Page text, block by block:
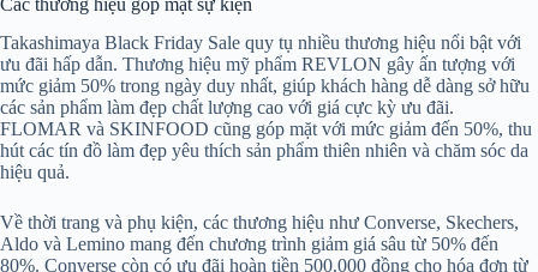
Takashimaya Black Friday Sale quy tụ nhiều thương hiệu nổi bật với
ưu đãi hấp dẫn. Thương hiệu mỹ phẩm REVLON gây ấn tượng với
mức giảm 50% trong ngày duy nhất, giúp khách hàng dễ dàng sở hữu
các sản phẩm làm đẹp chất lượng cao với giá cực kỳ ưu đãi.
FLOMAR và SKINFOOD cũng góp mặt với mức giảm đến 50%, thu
hút các tín đồ làm đẹp yêu thích sản phẩm thiên nhiên và chăm sóc da
hiệu quả.
Về thời trang và phụ kiện, các thương hiệu như Converse, Skechers,
Aldo và Lemino mang đến chương trình giảm giá sâu từ 50% đến
80%. Converse còn có ưu đãi hoàn tiền 500.000 đồng cho hóa đơn từ